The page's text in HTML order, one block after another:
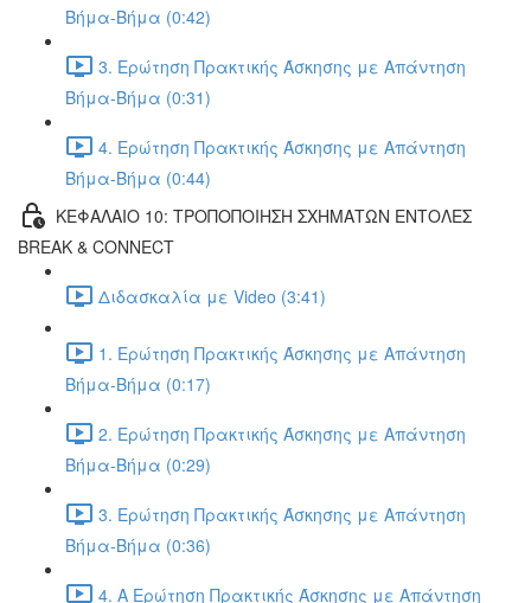
Βήμα-Βήμα (0:42)
3. Ερώτηση Πρακτικής Άσκησης με Απάντηση
Βήμα-Βήμα (0:31)
4. Ερώτηση Πρακτικής Άσκησης με Απάντηση
Βήμα-Βήμα (0:44)
ΚΕΦΑΛΑΙΟ 10: ΤΡΟΠΟΠΟΙΗΣΗ ΣΧΗΜΑΤΩΝ ΕΝΤΟΛΕΣ
BREAK & CONNECT
Διδασκαλία με Video (3:41)
1. Ερώτηση Πρακτικής Άσκησης με Απάντηση
Βήμα-Βήμα (0:17)
2. Ερώτηση Πρακτικής Άσκησης με Απάντηση
Βήμα-Βήμα (0:29)
3. Ερώτηση Πρακτικής Άσκησης με Απάντηση
Βήμα-Βήμα (0:36)
4. Α Ερώτηση Πρακτικής Άσκησης με Απάντηση